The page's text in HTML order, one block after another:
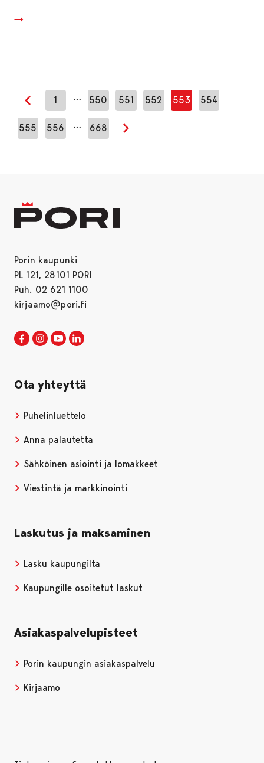
Edellinen sivu
1 … 550 551 552 553 554
555 556 … 668
Seuraava sivu
Porin kaupunki
PL 121, 28101 PORI
Puh. 02 621 1100
kirjaamo@pori.fi
Porin kaupunki Facebookissa
Avautuu uudessa välilehdessä
Porin kaupunki Instagramissa
Avautuu uudessa välilehdessä
Porin kaupunki Youtubessa
Avautuu uudessa välilehdessä
Ota yhteyttä
Puhelinluettelo
Anna palautetta
Sähköinen asiointi ja lomakkeet
Viestintä ja markkinointi
Laskutus ja maksaminen
Lasku kaupungilta
Kaupungille osoitetut laskut
Asiakaspalvelupisteet
Porin kaupungin asiakaspalvelu
Kirjaamo